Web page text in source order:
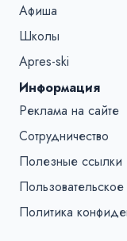
Афиша
Школы
Apres-ski
Информация
Реклама на сайте
Сотрудничество
Полезные ссылки
Политика